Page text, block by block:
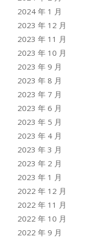
2024 年 1 月
2023 年 12 月
2023 年 11 月
2023 年 10 月
2023 年 9 月
2023 年 8 月
2023 年 7 月
2023 年 6 月
2023 年 5 月
2023 年 4 月
2023 年 3 月
2023 年 2 月
2023 年 1 月
2022 年 12 月
2022 年 11 月
2022 年 10 月
2022 年 9 月